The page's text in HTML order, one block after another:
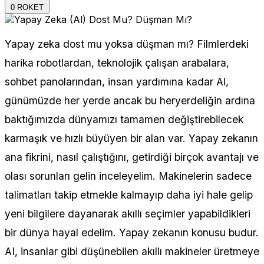
0 ROKET
Yapay zeka dost mu yoksa düşman mı? Filmlerdeki
harika robotlardan, teknolojik çalışan arabalara,
sohbet panolarından, insan yardımına kadar Al,
günümüzde her yerde ancak bu heryerdeliğin ardına
baktığımızda dünyamızı tamamen değiştirebilecek
karmaşık ve hızlı büyüyen bir alan var. Yapay zekanın
ana fikrini, nasıl çalıştığını, getirdiği birçok avantajı ve
olası sorunları gelin inceleyelim. Makinelerin sadece
talimatları takip etmekle kalmayıp daha iyi hale gelip
yeni bilgilere dayanarak akıllı seçimler yapabildikleri
bir dünya hayal edelim. Yapay zekanın konusu budur.
AI, insanlar gibi düşünebilen akıllı makineler üretmeye